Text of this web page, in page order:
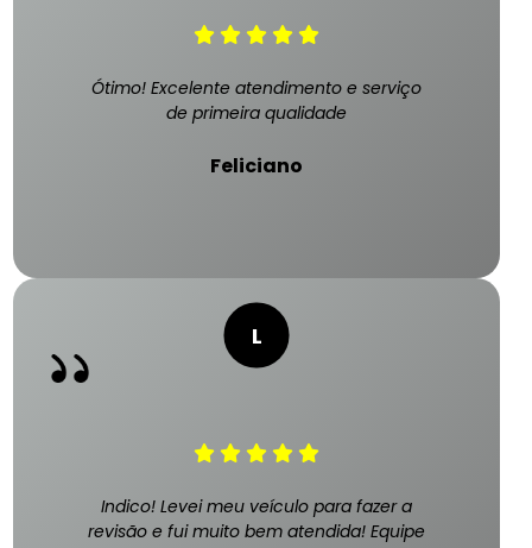
Ótimo! Excelente atendimento e serviço
de primeira qualidade
Feliciano
Indico! Levei meu veículo para fazer a
revisão e fui muito bem atendida! Equipe